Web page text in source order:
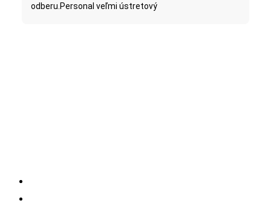
odberu.Personal veľmi ústretový